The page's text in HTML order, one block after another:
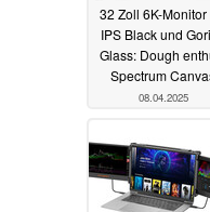
32 Zoll 6K-Monitor
IPS Black und
Glass: Dough
Spectrum
08.04.2025